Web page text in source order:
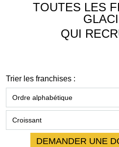
TOUTES LES
QUI
Trier les franchises :
DEMANDER UNE